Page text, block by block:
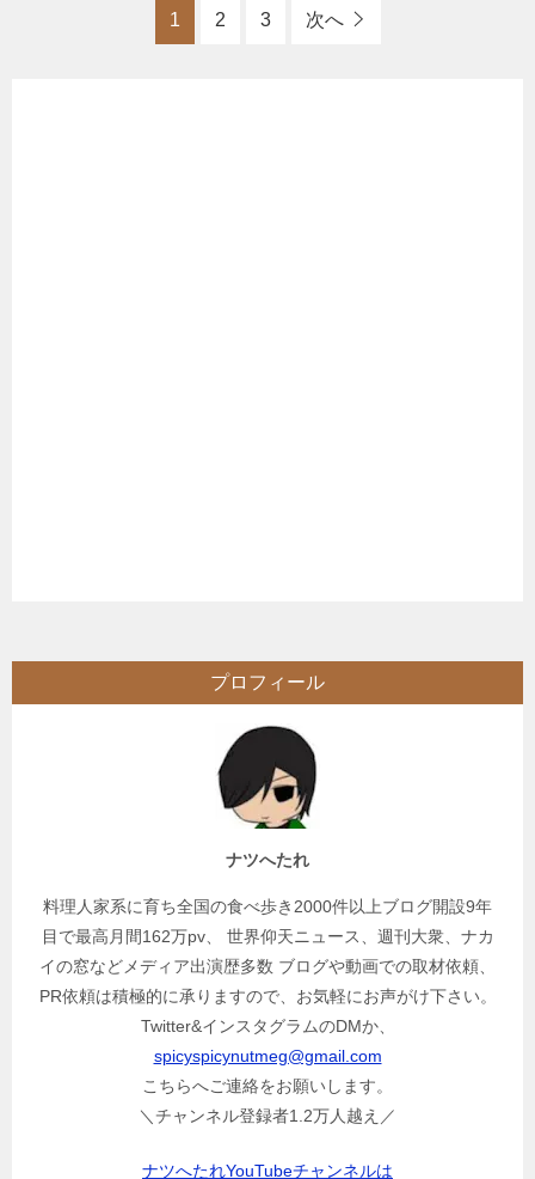
1 2 3 次へ
プロフィール
ナツへたれ
料理人家系に育ち全国の食べ歩き2000件以上ブログ開設9年
目で最高月間162万pv、 世界仰天ニュース、週刊大衆、ナカ
イの窓などメディア出演歴多数 ブログや動画での取材依頼、
PR依頼は積極的に承りますので、お気軽にお声がけ下さい。
Twitter&インスタグラムのDMか、
spicyspicynutmeg@gmail.com
こちらへご連絡をお願いします。
＼チャンネル登録者1.2万人越え／
ナツへたれYouTubeチャンネルは